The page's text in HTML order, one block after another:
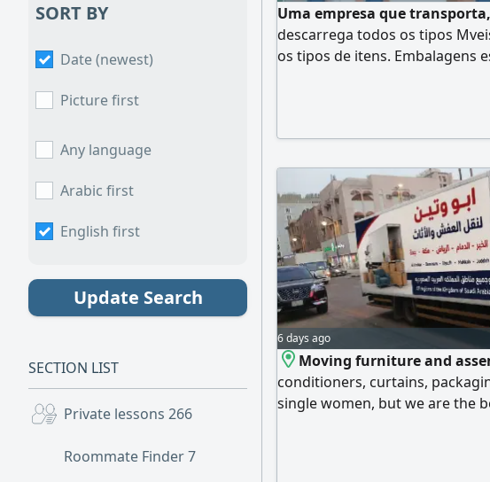
SORT BY
Date (newest)
Picture first
Any language
Arabic first
English first
Update Search
SECTION LIST
Private lessons 266
Roommate Finder7
Uma empresa que
descarrega todos os tipos
os tipos de itens. Embalagens
6 days ago
Moving furniture and
conditioners, curtains,
single women, but we are the